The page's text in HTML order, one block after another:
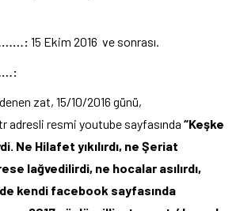
15 Ekim 2016 ve sonrası.
zat, 15/10/2016 günü,
adresli resmi youtube sayfasında “Keşke
Ne Hilafet yıkılırdı, ne Şeriat
lağvedilirdi, ne hocalar asılırdı,
kendi facebook sayfasında